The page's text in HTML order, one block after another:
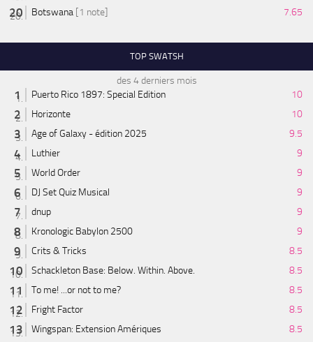
Botswana [1 note] 7.65
TOP SWATSH
des 4 derniers mois
Puerto Rico 1897: Special Edition
10
Horizonte
10
Age of Galaxy - édition 2025
9.5
Luthier
9
World Order
9
DJ Set Quiz Musical
9
dnup
9
Kronologic Babylon 2500
9
Crits & Tricks
8.5
Schackleton Base: Below. Within. Above.
8.5
To me! ...or not to me?
8.5
Fright Factor
8.5
Wingspan: Extension Amériques
8.5